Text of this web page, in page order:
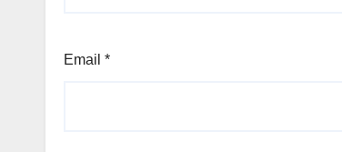
Email *